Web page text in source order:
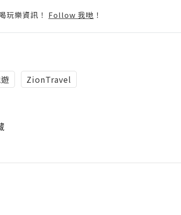
玩樂資訊！ Follow 我哋 ！
ZionTravel